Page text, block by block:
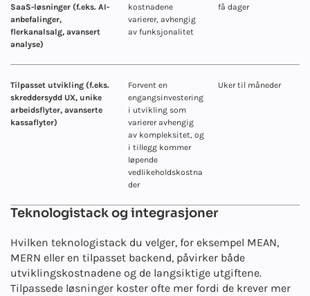
SaaS-løsninger (f.eks. AI-
anbefalinger,
flerkanalsalg, avansert
analyse)
kostnadene
varierer, avhengig
av funksjonalitet
få dager
Tilpasset utvikling (f.eks.
skreddersydd UX, unike
arbeidsflyter, avanserte
kassaflyter)
Forvent en
engangsinvestering
i utvikling som
varierer avhengig
av kompleksitet, og
i tillegg kommer
løpende
vedlikeholdskostna
der
Uker til måneder
Teknologistack og integrasjoner
Hvilken teknologistack du velger, for eksempel MEAN,
MERN eller en tilpasset backend, påvirker både
utviklingskostnadene og de langsiktige utgiftene.
Tilpassede løsninger koster ofte mer fordi de krever mer